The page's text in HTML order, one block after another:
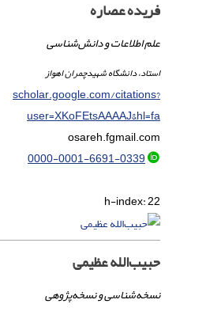
فریده عصاره
علم اطلاعات و دانش‌شناسی
استاد، دانشگاه شهیدچمران اهواز
scholar.google.com/citations?
user=XKoFEtsAAAAJ&hl=fa
osareh.fgmail.com
0000-0001-6691-0339
h-index:22
حبیب‌الله عظیمی
نسخه‌شناسی و نسخه‌پژوهی